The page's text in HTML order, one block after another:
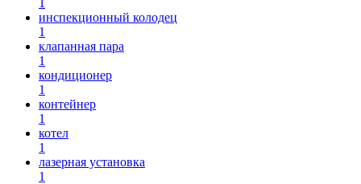
инспекционный колодец
1
клапанная пара
1
кондиционер
1
контейнер
1
котел
1
лазерная установка
1